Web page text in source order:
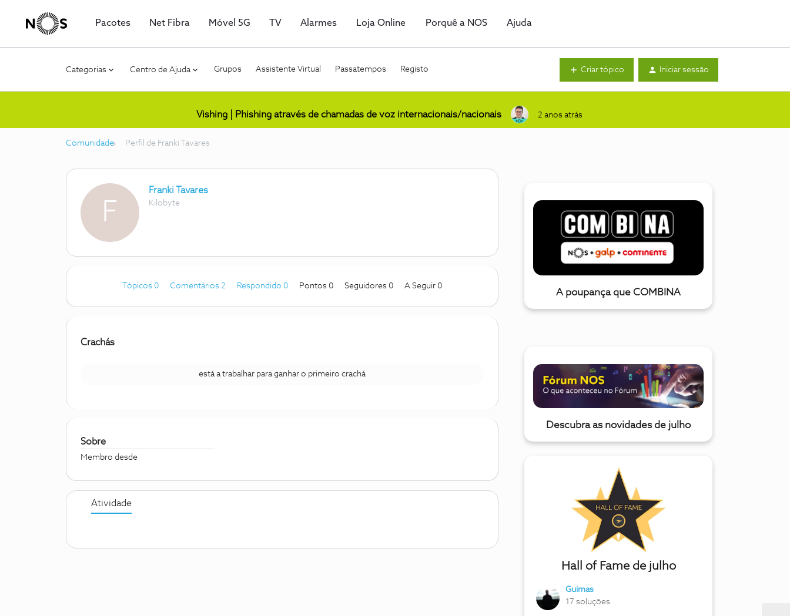
Pacotes Net Fibra Móvel 5G TV Alarmes Loja Online Porquê a NOS Ajuda
Categorias Centro de Ajuda Grupos Assistente Virtual Passatempos Registo Criar tópico Iniciar sessão
Vishing | Phishing através de chamadas de voz internacionais/nacionais 2 anos atrás
Comunidade Perfil de Franki Tavares
F
Franki Tavares
Kilobyte
Tópicos 0 Comentários 2 Respondido 0 Pontos 0 Seguidores 0 A Seguir 0
Crachás
está a trabalhar para ganhar o primeiro crachá
Sobre
Membro desde
Atividade
A poupança que COMBINA
Descubra as novidades de julho
Hall of Fame de julho
Guimas
17 soluções